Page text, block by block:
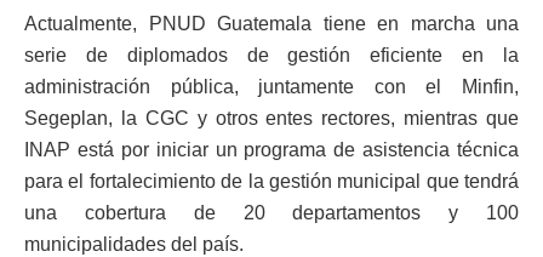
Actualmente, PNUD Guatemala tiene en marcha una
serie de diplomados de gestión eficiente en la
administración pública, juntamente con el Minfin,
Segeplan, la CGC y otros entes rectores, mientras que
INAP está por iniciar un programa de asistencia técnica
para el fortalecimiento de la gestión municipal que tendrá
una cobertura de 20 departamentos y 100
municipalidades del país.